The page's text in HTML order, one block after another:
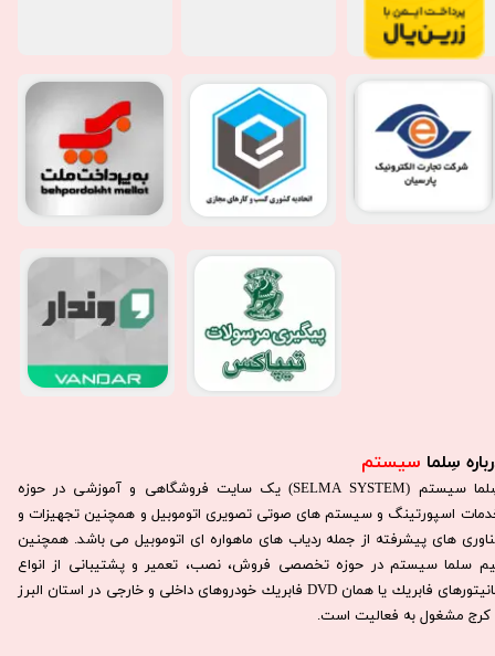
سِلما سیستم​​​​​​​
سِلما سيستم (SELMA SYSTEM) یک سایت فروشگاهی و آموزشی در حوزه
اسپورتینگ و سیستم های صوتی تصویری اتوموبیل و همچنین تجهیزات و
های پیشرفته از جمله ردیاب های ماهواره ای اتوموبیل می باشد. همچنين
سلما سيستم در حوزه تخصصی فروش، نصب، تعمير و پشتيبانی از انواع
مانيتورهای فابريك يا همان DVD فابريك خودروهای داخلی و خارجی در استان البرز
كرج مشغول به فعاليت است.​​​​​​​